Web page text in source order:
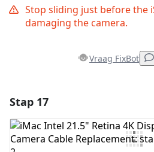
Stop sliding just before the
damaging the camera.
Vraag FixBot
Voeg opmerking toe
Stap 17